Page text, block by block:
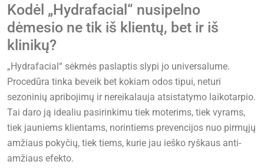
Kodėl „Hydrafacial“ nusipelno
dėmesio ne tik iš klientų, bet ir iš
klinikų?
„Hydrafacial“ sėkmės paslaptis slypi jo universalume.
Procedūra tinka beveik bet kokiam odos tipui, neturi
sezoninių apribojimų ir nereikalauja atsistatymo laikotarpio.
Tai daro ją idealiu pasirinkimu tiek moterims, tiek vyrams,
tiek jauniems klientams, norintiems prevencijos nuo pirmųjų
amžiaus pokyčių, tiek tiems, kurie jau ieško ryškaus anti-
amžiaus efekto.